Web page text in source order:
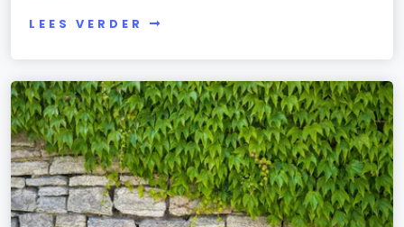
LEES VERDER